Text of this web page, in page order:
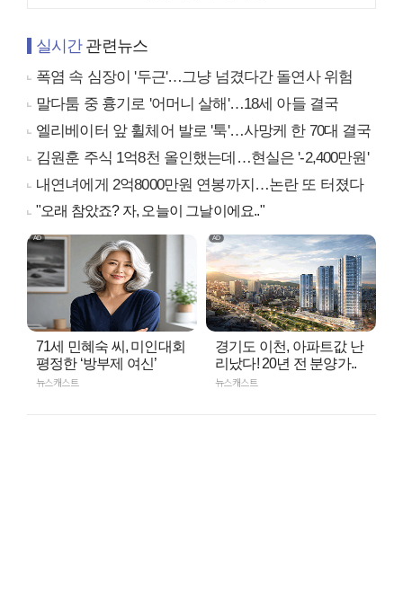
실시간관련뉴스
폭염 속 심장이 '두근'…그냥 넘겼다간 돌연사 위험
말다툼 중 흉기로 '어머니 살해'…18세 아들 결국
엘리베이터 앞 휠체어 발로 '툭'…사망케 한 70대 결국
김원훈 주식 1억8천 올인했는데…현실은 '-2,400만원'
내연녀에게 2억8000만원 연봉까지…논란 또 터졌다
"오래 참았죠? 자, 오늘이 그날이에요.."
71세 민혜숙 씨, 미인대회
평정한 ‘방부제 여신’
뉴스캐스트
경기도 이천, 아파트값 난
리났다! 20년 전 분양가..
뉴스캐스트